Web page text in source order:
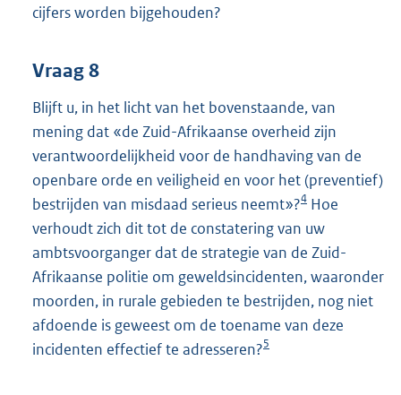
cijfers worden bijgehouden?
Vraag 8
Blijft u, in het licht van het bovenstaande, van
mening dat «de Zuid-Afrikaanse overheid zijn
verantwoordelijkheid voor de handhaving van de
openbare orde en veiligheid en voor het (preventief)
bestrijden van misdaad serieus neemt»?4 Hoe
verhoudt zich dit tot de constatering van uw
ambtsvoorganger dat de strategie van de Zuid-
Afrikaanse politie om geweldsincidenten, waaronder
moorden, in rurale gebieden te bestrijden, nog niet
afdoende is geweest om de toename van deze
incidenten effectief te adresseren?5